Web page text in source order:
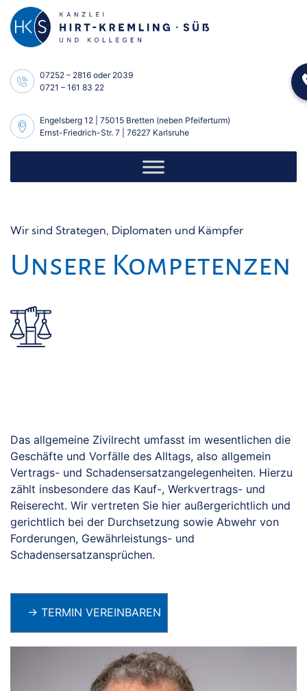
Skip
content
07252 – 2816 oder 2039
0721 – 161 83 22
Engelsberg 12 | 75015 Bretten (neben Pfeiferturm)
Ernst-Friedrich-Str. 7 | 76227 Karlsruhe
Wir sind Strategen, Diplomaten und Kämpfer
Unsere Kompetenzen
Das allgemeine Zivilrecht umfasst im wesentlichen die
Geschäfte und Vorfälle des Alltags, also allgemein
Vertrags- und Schadensersatzangelegenheiten. Hierzu
zählt insbesondere das Kauf-, Werkvertrags- und
Reiserecht. Wir vertreten Sie hier außergerichtlich und
gerichtlich bei der Durchsetzung sowie Abwehr von
Forderungen, Gewährleistungs- und
Schadensersatzansprüchen.
→ TERMIN VEREINBAREN